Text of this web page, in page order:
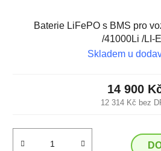
Baterie LiFePO s BMS pro
/41000Li /LI-
Skladem u
12 314 Kč bez
14 900